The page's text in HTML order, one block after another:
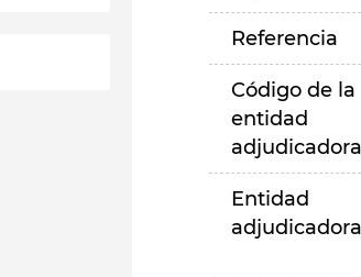
Referencia
Código de la
entidad
Entidad
adjudicadora